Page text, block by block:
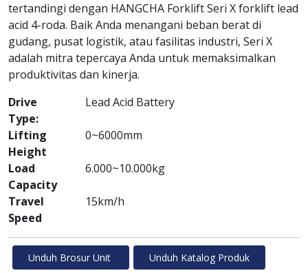
tertandingi dengan HANGCHA Forklift Seri X forklift lead
acid 4-roda. Baik Anda menangani beban berat di
gudang, pusat logistik, atau fasilitas industri, Seri X
adalah mitra tepercaya Anda untuk memaksimalkan
produktivitas dan kinerja.
Drive
Type:
Lead Acid Battery
Lifting
Height
0~6000mm
Load
Capacity
6.000~10.000kg
Travel
Speed
15km/h
Unduh Brosur Unit Unduh Katalog Produk